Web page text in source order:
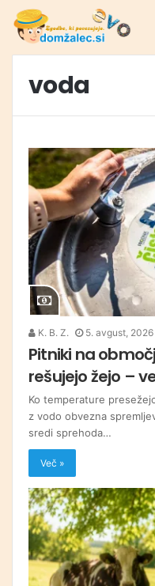
voda
K. B. Z. 5. avgust, 2026
Pitniki na
rešujejo žejo –
Ko temperature
z vodo obvezna
sredi sprehoda…
Več »